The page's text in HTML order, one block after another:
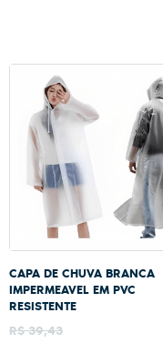
CAPA DE CHUVA BRANCA
IMPERMEAVEL EM PVC
RESISTENTE
R$ 39,43